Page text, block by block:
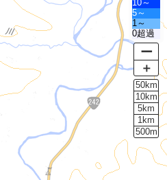
10～
5～
1～
0超過
ー
＋
50km
10km
5km
1km
500m